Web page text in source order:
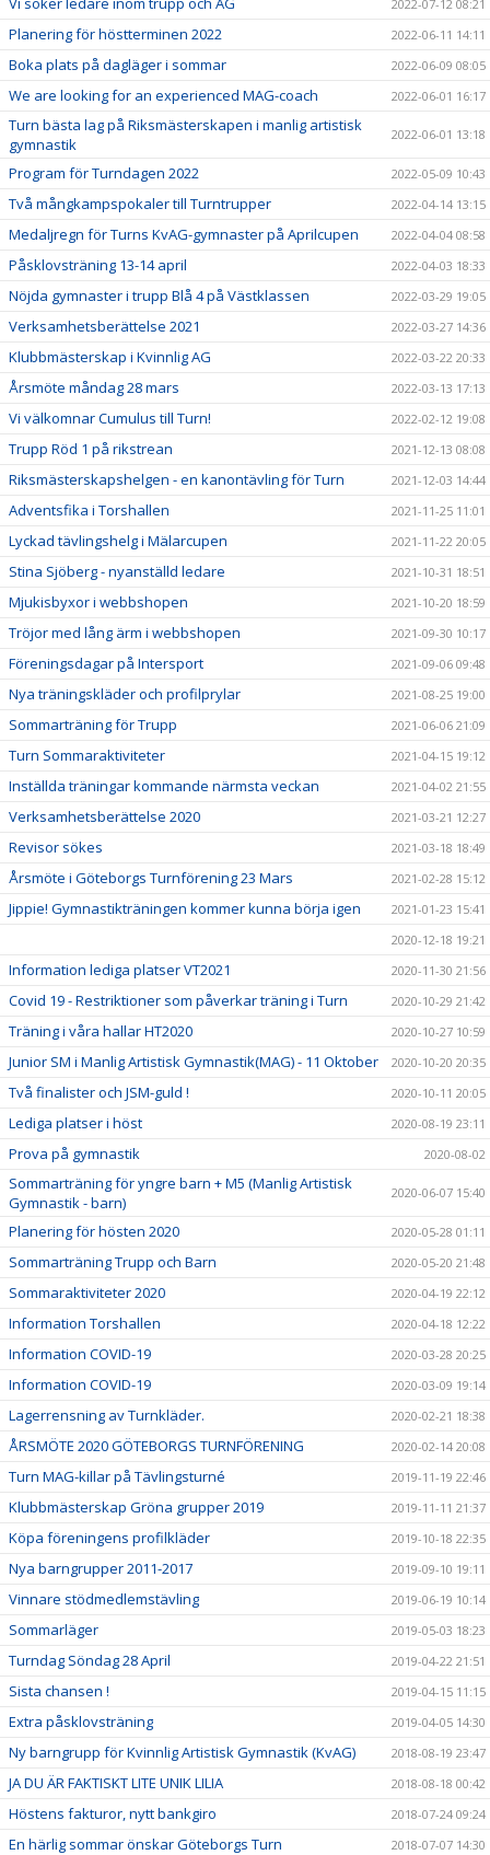
2022-07-12 08:21
Planering för höstterminen 2022 2022-06-11 14:11
Boka plats på dagläger i sommar 2022-06-09 08:05
We are looking for an experienced MAG-coach 2022-06-01 16:17
Turn bästa lag på Riksmästerskapen i manlig artistisk
gymnastik
2022-06-01 13:18
Program för Turndagen 2022 2022-05-09 10:43
Två mångkampspokaler till Turntrupper 2022-04-14 13:15
Medaljregn för Turns KvAG-gymnaster på Aprilcupen 2022-04-04 08:58
Påsklovsträning 13-14 april 2022-04-03 18:33
Nöjda gymnaster i trupp Blå 4 på Västklassen 2022-03-29 19:05
Verksamhetsberättelse 2021 2022-03-27 14:36
Klubbmästerskap i Kvinnlig AG 2022-03-22 20:33
Årsmöte måndag 28 mars 2022-03-13 17:13
Vi välkomnar Cumulus till Turn! 2022-02-12 19:08
Trupp Röd 1 på rikstrean 2021-12-13 08:08
Riksmästerskapshelgen - en kanontävling för Turn 2021-12-03 14:44
Adventsfika i Torshallen 2021-11-25 11:01
Lyckad tävlingshelg i Mälarcupen 2021-11-22 20:05
Stina Sjöberg - nyanställd ledare 2021-10-31 18:51
Mjukisbyxor i webbshopen 2021-10-20 18:59
Tröjor med lång ärm i webbshopen 2021-09-30 10:17
Föreningsdagar på Intersport 2021-09-06 09:48
Nya träningskläder och profilprylar 2021-08-25 19:00
Sommarträning för Trupp 2021-06-06 21:09
Turn Sommaraktiviteter 2021-04-15 19:12
Inställda träningar kommande närmsta veckan 2021-04-02 21:55
Verksamhetsberättelse 2020 2021-03-21 12:27
Revisor sökes 2021-03-18 18:49
Årsmöte i Göteborgs Turnförening 23 Mars 2021-02-28 15:12
Jippie! Gymnastikträningen kommer kunna börja igen
2021-01-23 15:41
2020-12-18 19:21
Information lediga platser VT2021 2020-11-30 21:56
Covid 19 - Restriktioner som påverkar träning i Turn 2020-10-29 21:42
Träning i våra hallar HT2020 2020-10-27 10:59
Junior SM i Manlig Artistisk Gymnastik(MAG) - 11 Oktober 2020-10-20 20:35
Två finalister och JSM-guld ! 2020-10-11 20:05
Lediga platser i höst 2020-08-19 23:11
Prova på gymnastik 2020-08-02
Sommarträning för yngre barn + M5 (Manlig Artistisk
Gymnastik - barn)
2020-06-07 15:40
Planering för hösten 2020 2020-05-28 01:11
Sommarträning Trupp och Barn 2020-05-20 21:48
Sommaraktiviteter 2020 2020-04-19 22:12
Information Torshallen 2020-04-18 12:22
Information COVID-19 2020-03-28 20:25
Information COVID-19 2020-03-09 19:14
Lagerrensning av Turnkläder. 2020-02-21 18:38
ÅRSMÖTE 2020 GÖTEBORGS TURNFÖRENING 2020-02-14 20:08
Turn MAG-killar på Tävlingsturné 2019-11-19 22:46
Klubbmästerskap Gröna grupper 2019 2019-11-11 21:37
Köpa föreningens profilkläder 2019-10-18 22:35
Nya barngrupper 2011-2017 2019-09-10 19:11
Vinnare stödmedlemstävling 2019-06-19 10:14
Sommarläger 2019-05-03 18:23
Turndag Söndag 28 April 2019-04-22 21:51
Sista chansen ! 2019-04-15 11:15
Extra påsklovsträning 2019-04-05 14:30
Ny barngrupp för Kvinnlig Artistisk Gymnastik (KvAG) 2018-08-19 23:47
JA DU ÄR FAKTISKT LITE UNIK LILIA 2018-08-18 00:42
Höstens fakturor, nytt bankgiro 2018-07-24 09:24
En härlig sommar önskar Göteborgs Turn 2018-07-07 14:30